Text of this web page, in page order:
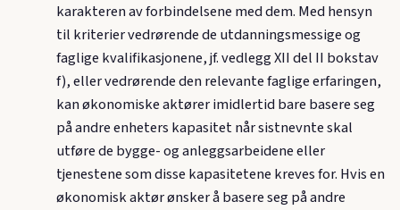
karakteren av forbindelsene med dem. Med hensyn
til kriterier vedrørende de utdanningsmessige og
faglige kvalifikasjonene, jf. vedlegg XII del II bokstav
f), eller vedrørende den relevante faglige erfaringen,
kan økonomiske aktører imidlertid bare basere seg
på andre enheters kapasitet når sistnevnte skal
utføre de bygge- og anleggsarbeidene eller
tjenestene som disse kapasitetene kreves for. Hvis en
økonomisk aktør ønsker å basere seg på andre